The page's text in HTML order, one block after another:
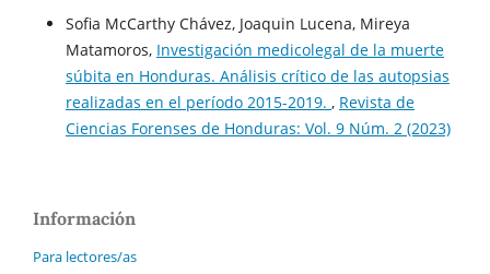
Sofia McCarthy Chávez, Joaquin Lucena, Mireya
Matamoros, Investigación medicolegal de la muerte
súbita en Honduras. Análisis crítico de las autopsias
realizadas en el período 2015-2019. , Revista de
Ciencias Forenses de Honduras: Vol. 9 Núm. 2 (2023)
Información
Para lectores/as